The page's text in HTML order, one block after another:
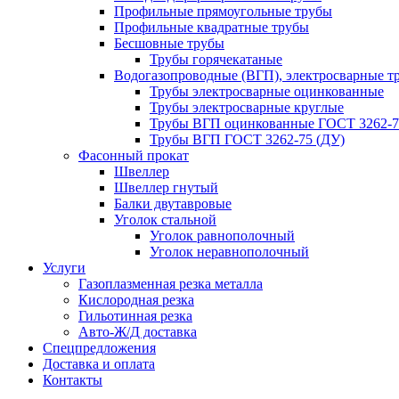
Профильные прямоугольные трубы
Профильные квадратные трубы
Бесшовные трубы
Трубы горячекатаные
Водогазопроводные (ВГП), электросварные
Трубы электросварные оцинкованные
Трубы электросварные круглые
Трубы ВГП оцинкованные ГОСТ 3262-
Трубы ВГП ГОСТ 3262-75 (ДУ)
Фасонный прокат
Швеллер
Швеллер гнутый
Балки двутавровые
Уголок стальной
Уголок равнополочный
Уголок неравнополочный
Услуги
Газоплазменная резка металла
Кислородная резка
Гильотинная резка
Авто-Ж/Д доставка
Спецпредложения
Доставка и оплата
Контакты